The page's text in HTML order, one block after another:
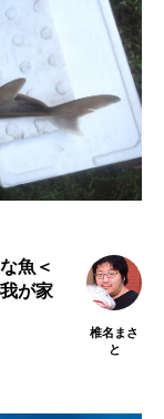
カイギュウ
カキ
カジカ
ミクラゲ
ラ・ルファ
魚＜
が家
椎名まさ
と